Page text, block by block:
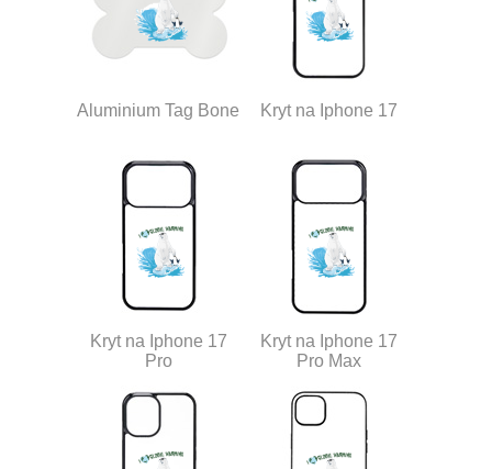
Aluminium Tag Bone Kryt na Iphone 17
Kryt na Iphone 17
Pro
Kryt na Iphone 17
Pro Max